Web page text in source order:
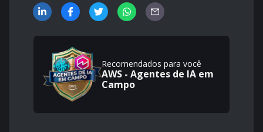
Recomendados para você
AWS - Agentes de IA em
Campo